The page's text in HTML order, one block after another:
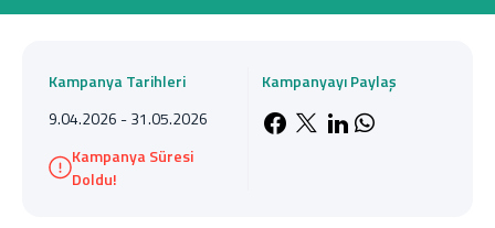
Kampanya Tarihleri
9.04.2026 - 31.05.2026
Kampanya Süresi
Doldu!
Kampanyayı Paylaş
Facebook'da
X'de paylaş
LinkedIn'de